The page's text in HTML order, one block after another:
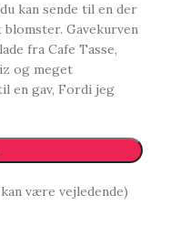
kan sende til en der
Gavekurven
fra Cafe Tasse,
og meget
en gav, Fordi jeg
være vejledende)